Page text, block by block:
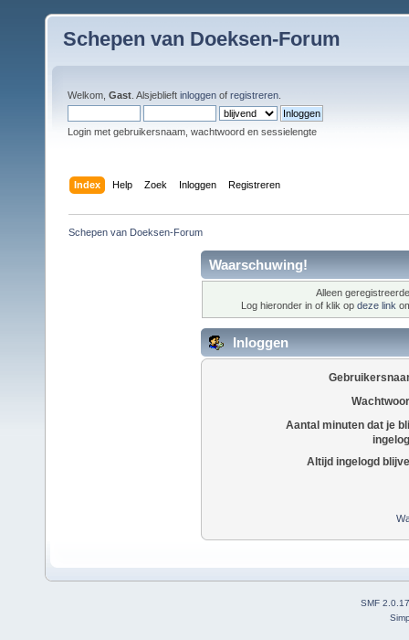
Schepen van Doeksen-Forum
Welkom, Gast . Alsjeblieft inloggen of registreren
Login met gebruikersnaam, wachtwoord en sessielengte
Index Help Zoek Inloggen Registreren
Schepen van Doeksen-Forum
Waarschuwing!
Alleen
Log hieronder in of klik op deze link
Inloggen
Aantal minuten dat je
Altijd ingelogd
SMF 2.0.17